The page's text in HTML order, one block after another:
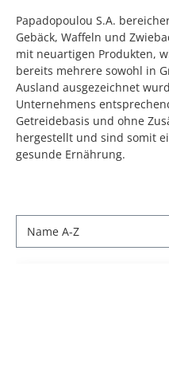
Papadopoulou S.A.
Gebäck, Waffeln und
mit neuartigen Produkten,
bereits mehrere sowohl in
Ausland ausgezeichnet
Unternehmens
Getreidebasis und ohne
hergestellt und sind somit
gesunde Ernährung.